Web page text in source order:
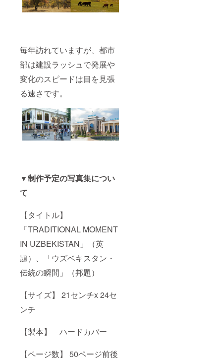
毎年訪れていますが、都市
部は建設ラッシュで発展や
変化のスピードは目を見張
る速さです。
▼制作予定の写真集につい
て
【タイトル】
「TRADITIONAL MOMENT
IN UZBEKISTAN」（英
題）、「ウズベキスタン・
伝統の瞬間」（邦題）
【サイズ】 21センチx 24セ
ンチ
【製本】 ハードカバー
【ページ数】 50ページ前後